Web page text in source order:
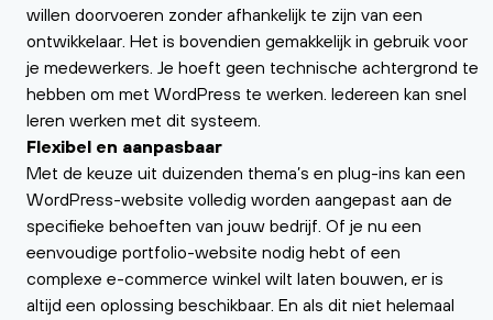
willen doorvoeren zonder afhankelijk te zijn van een
ontwikkelaar. Het is bovendien gemakkelijk in gebruik voor
je medewerkers. Je hoeft geen technische achtergrond te
hebben om met WordPress te werken. Iedereen kan snel
leren werken met dit systeem.
Flexibel en aanpasbaar
Met de keuze uit duizenden thema’s en plug-ins kan een
WordPress-website volledig worden aangepast aan de
specifieke behoeften van jouw bedrijf. Of je nu een
eenvoudige portfolio-website nodig hebt of een
complexe e-commerce winkel wilt laten bouwen, er is
altijd een oplossing beschikbaar. En als dit niet helemaal